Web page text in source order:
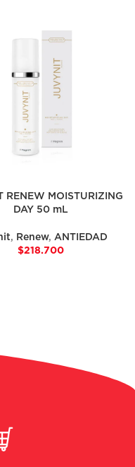
RENEW MOISTURIZING
DAY 50 mL
, Renew, ANTIEDAD
$218.700